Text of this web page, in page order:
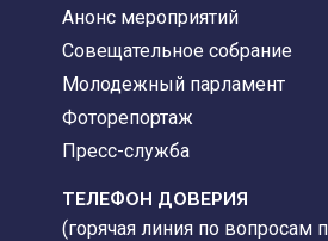
Анонс мероприятий
Совещательное собрание
Молодежный парламент
Фоторепортаж
Пресс-служба
ТЕЛЕФОН ДОВЕРИЯ
(горячая линия по вопросам